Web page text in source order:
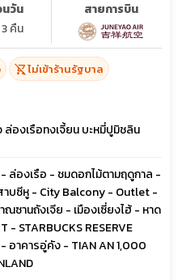
นวัน
คืน
สายการบิน
shopping_cart_offไม่เข้าร้านรัฐบาล
ล่องเรือทงเจี้ยน บะหมี่ปูมิชลิน
- ล่องเรือ - ชมดอกไม้ตามฤดูกาล -
าบซีหู - City Balcony - Outlet -
ณซานถังเจีย - เมืองเซี่ยงไฮ้ - หาด
- STARBUCKS RESERVE
- อาคารอู่คัง - TIAN AN 1,000